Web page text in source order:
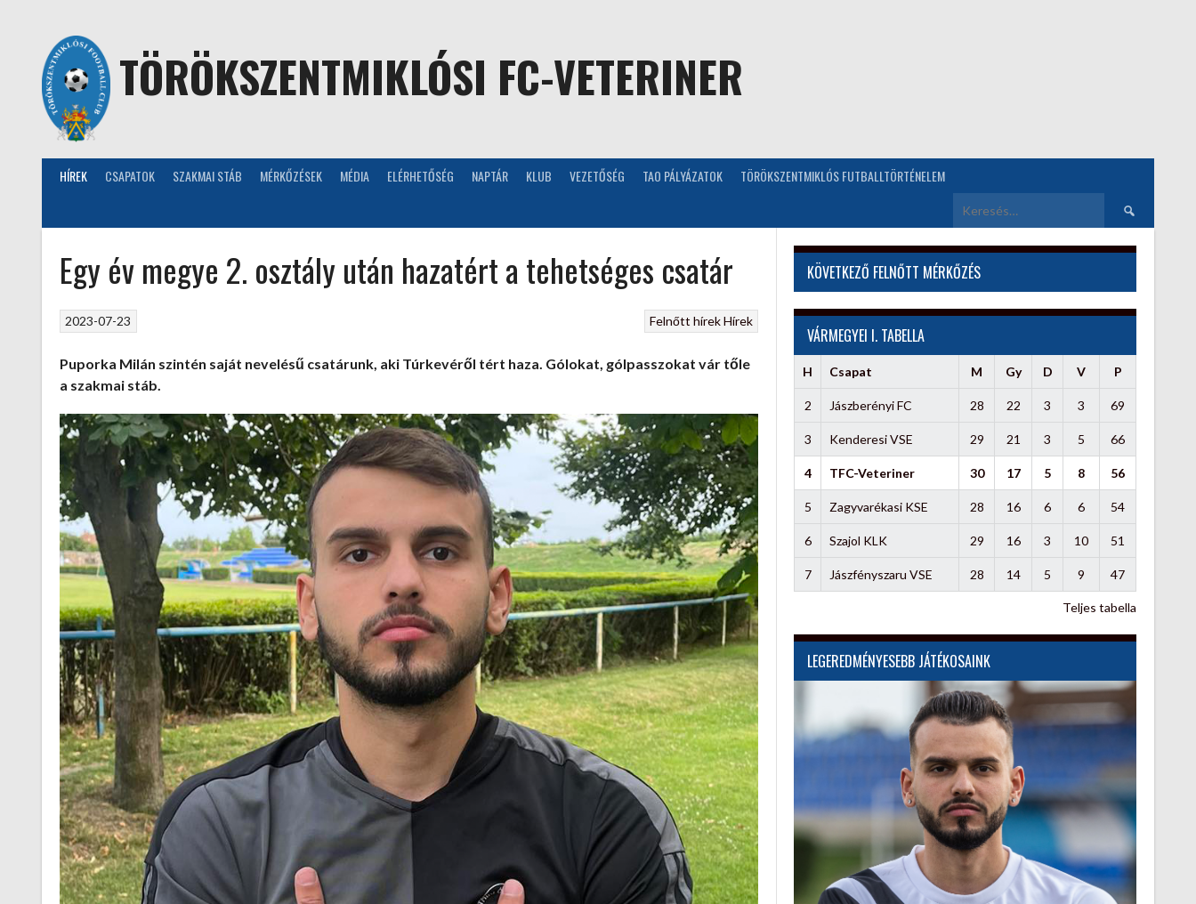
TÖRÖKSZENTMIKLÓSI FC-VETERINER
HÍREK CSAPATOK SZAKMAI STÁB MÉRKŐZÉSEK MÉDIA ELÉRHETŐSÉG NAPTÁR KLUB VEZETŐSÉG TAO PÁLYÁZATOK TÖRÖKSZENTMIKLÓS FUTBALLTÖRTÉNELEM
Keresés:
Egy év megye 2. osztály után hazatért a tehetséges csatár
Felnőtt hírekHírek
2023-07-23
Puporka Milán szintén saját nevelésű csatárunk, aki Túrkevéről tért haza. Gólokat, gólpasszokat vár tőle
a szakmai stáb.
KÖVETKEZŐ FELNŐTT MÉRKŐZÉS
VÁRMEGYEI I. TABELLA
H Csapat M Gy D V P
2 Jászberényi FC 28 22 3 3 69
3 Kenderesi VSE 29 21 3 5 66
4 TFC-Veteriner 30 17 5 8 56
5 Zagyvarékasi KSE 28 16 6 6 54
6 Szajol KLK 29 16 3 10 51
7 Jászfényszaru VSE 28 14 5 9 47
Teljes tabella
LEGEREDMÉNYESEBB JÁTÉKOSAINK